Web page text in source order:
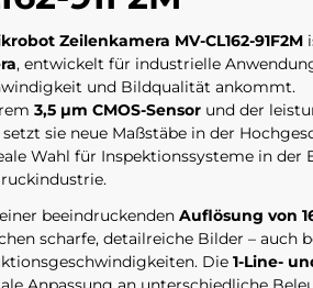
Zeilenkamera MV-CL162-91F2M
, entwickelt für industrielle
und Bildqualität ankommt.
3,5 µm CMOS-Sensor und der
setzt sie neue Maßstäbe in der
Wahl für Inspektionssysteme in der
beeindruckenden Auflösung von
scharfe, detailreiche Bilder – auch
Die 1-Line-